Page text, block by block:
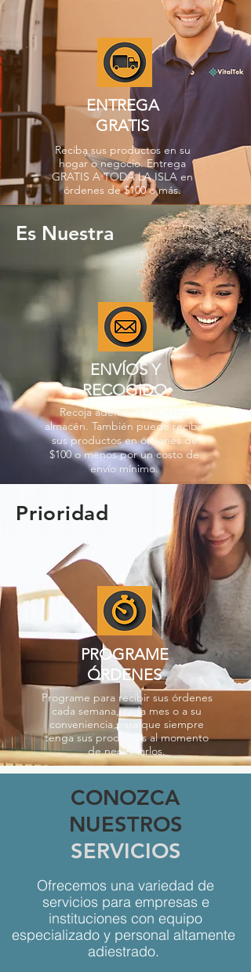
ENTREGA
GRATIS
Reciba sus productos en su
hogar o negocio. Entrega
GRATIS A TODA LA ISLA en
órdenes de $100 o más.
Es Nuestra
ENVÍOS Y
RECOGIDO
Recoja además en nuestro
almacén. También puede recibir
sus productos en órdenes de
$100 o menos por un costo de
envío mínimo.
Prioridad
PROGRAME
ÓRDENES
Programe para recibir sus órdenes
cada semana, cada mes o a su
conveniencia para que siempre
tenga sus productos al momento
de necesitarlos.
CONOZCA
NUESTROS
SERVICIOS
Ofrecemos una variedad de
servicios para empresas e
instituciones con equipo
especializado y personal altamente
adiestrado.